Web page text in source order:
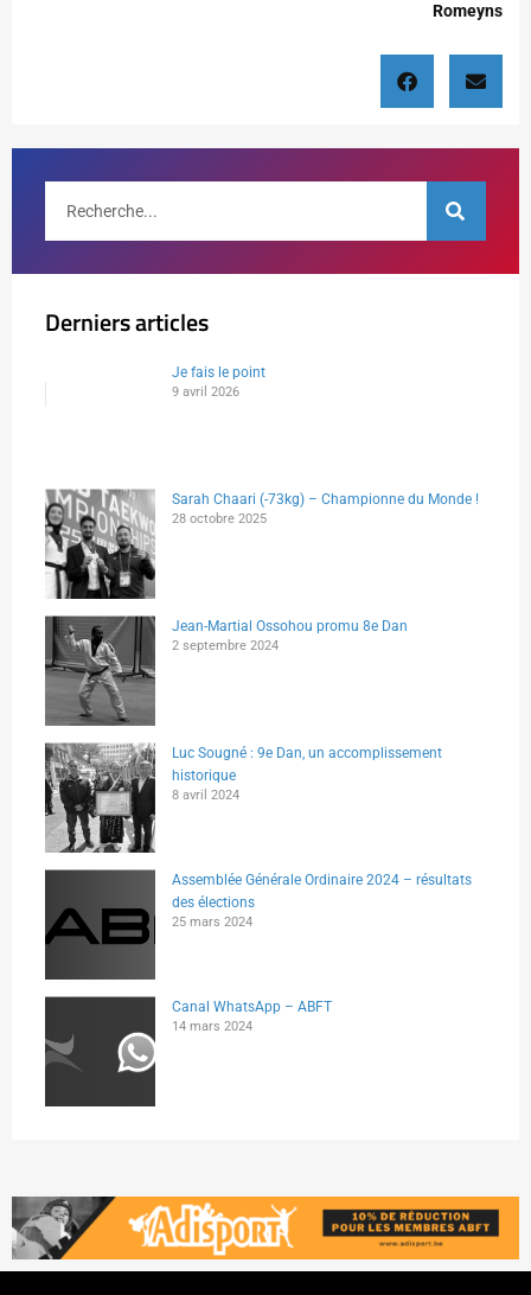
Romeyns
Derniers articles
Je fais le point
9 avril 2026
Sarah Chaari (-73kg) – Championne du Monde !
28 octobre 2025
Jean-Martial Ossohou promu 8e Dan
2 septembre 2024
Luc Sougné : 9e Dan, un accomplissement
historique
8 avril 2024
Assemblée Générale Ordinaire 2024 – résultats
des élections
25 mars 2024
Canal WhatsApp – ABFT
14 mars 2024